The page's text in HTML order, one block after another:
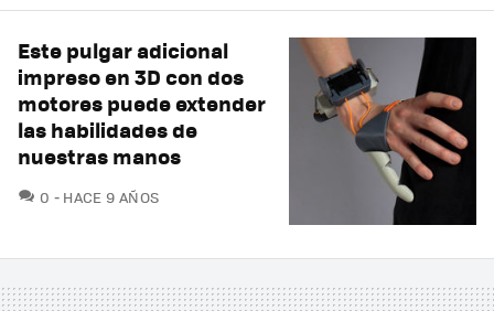
Este pulgar adicional
impreso en 3D con dos
motores puede extender
las habilidades de
nuestras manos
0 COMENTARIOS
HACE 9 AÑOS